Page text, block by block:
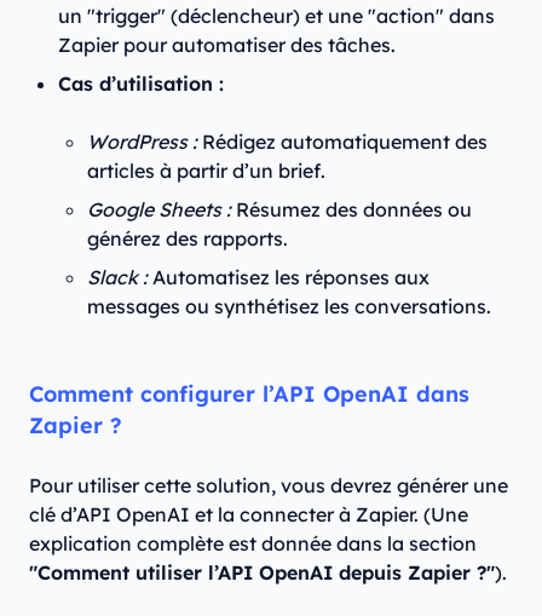
un "trigger" (déclencheur) et une "action" dans
Zapier pour automatiser des tâches.
Cas d’utilisation :
WordPress :Rédigez automatiquement des
articles à partir d’un brief.
Google Sheets :Résumez des données ou
générez des rapports.
Slack :Automatisez les réponses aux
messages ou synthétisez les conversations.
Comment configurer l’API OpenAI dans
Zapier ?
Pour utiliser cette solution, vous devrez générer une
clé d’API OpenAI et la connecter à Zapier. (Une
explication complète est donnée dans la section
"Comment utiliser l’API OpenAI depuis Zapier ?").